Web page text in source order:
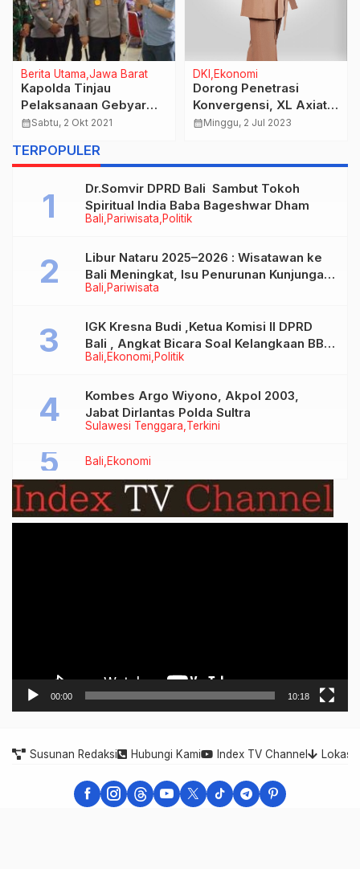
Berita Utama Jawa Barat
Kapolda Tinjau
Pelaksanaan Gebyar
Vaksinasi Massal
Jabar
calendar_monthSabtu, 2 Okt 2021
DKI Ekonomi
Dorong Penetrasi
Konvergensi, XL Axiata
– Link Net Kolaborasi
calendar_monthMinggu, 2 Jul 2023
TERPOPULER
Bali Pariwisata Politik
Dr.Somvir DPRD Bali Sambut Tokoh
Spiritual India Baba Bageshwar Dham
Bali Pariwisata
Libur Nataru 2025–2026 : Wisatawan ke
Bali Meningkat, Isu Penurunan Kunjungan
Tidak Benar
Bali Ekonomi Politik
IGK Kresna Budi ,Ketua Komisi II DPRD
Bali , Angkat Bicara Soal Kelangkaan BBM
Bersubsidi Jenis Solar
Sulawesi Tenggara Terkini
Kombes Argo Wiyono, Akpol 2003,
Jabat Dirlantas Polda Sultra
Bali Ekonomi
00:00 10:18
Susunan Redaksi Hubungi Kami Index TV Channel Lokasi